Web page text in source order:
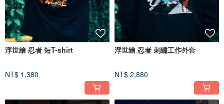
浮世繪 忍者 短T-shirt
NT$ 1,380
浮世繪 忍者 刺繡工作外套
NT$ 2,880